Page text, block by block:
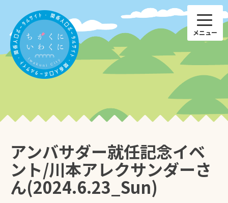
content
子育て 仕事
ひと 特産品
アンバサダー就任記念イベ
ント/川本アレクサンダーさ
ん(2024.6.23_Sun)